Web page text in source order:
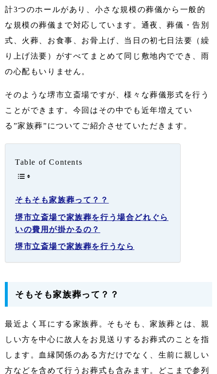
計3つのホールがあり、小さな規模の葬儀から一般的
な規模の葬儀まで対応しています。通夜、葬儀・告別
式、火葬、お食事、お骨上げ、当日の初七日法要（繰
り上げ法要）がすべてまとめて同じ敷地内ででき、雨
の心配もいりません。
そのような堺市立斎場ですが、様々な葬儀形式を行う
ことができます。今回はその中でも近年増えてい
る”家族葬”についてご紹介させていただきます。
Table of Contents
そもそも家族葬って？？
堺市立斎場で家族葬を行う場合どれぐら
いの費用が掛かるの？
堺市立斎場で家族葬を行うなら
そもそも家族葬って？？
最近よく耳にする家族葬。そもそも、家族葬とは、親
しい方を中心に故人をお見送りするお葬式のことを指
します。血縁関係のある方だけでなく、生前に親しい
方などを含めて行うお葬式も含みます。どこまで参列